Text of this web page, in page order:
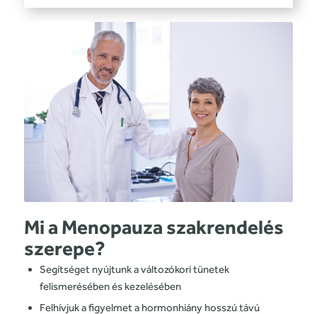
Mi a Menopauza szakrendelés
szerepe?
Segítséget nyújtunk a változókori tünetek
felismerésében és kezelésében
Felhívjuk a figyelmet a hormonhiány hosszú távú